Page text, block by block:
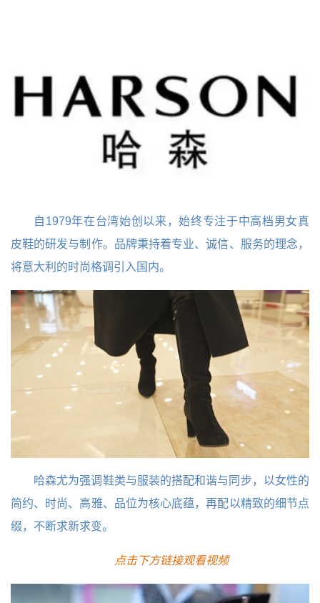
自1979年在台湾始创以来，始终专注于中高档男女真
皮鞋的研发与制作。品牌秉持着专业、诚信、服务的理念，
将意大利的时尚格调引入国内。
哈森尤为强调鞋类与服装的搭配和谐与同步，以女性的
简约、时尚、高雅、品位为核心底蕴，再配以精致的细节点
缀，不断求新求变。
点击下方链接观看视频